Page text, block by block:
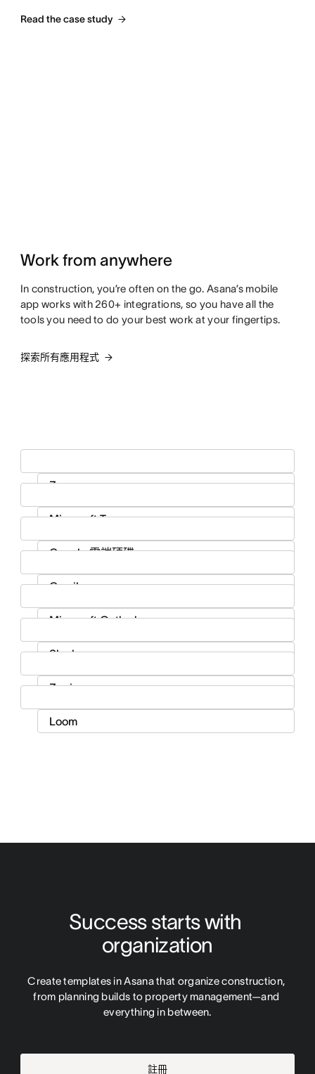
Read the case study
Work from anywhere
In construction, you’re often on the go. Asana’s mobile
app works with 260+ integrations, so you have all the
tools you need to do your best work at your fingertips.
探索所有應用程式
Success starts with
organization
Create templates in Asana that organize construction,
from planning builds to property management—and
everything in between.
註冊